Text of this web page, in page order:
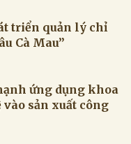
triển quản lý chỉ
Cà Mau”
ứng dụng khoa
sản xuất công